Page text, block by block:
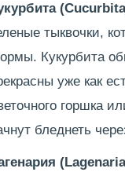
тыквочки,
Кукурбита
уже как
горшка
бледнеть